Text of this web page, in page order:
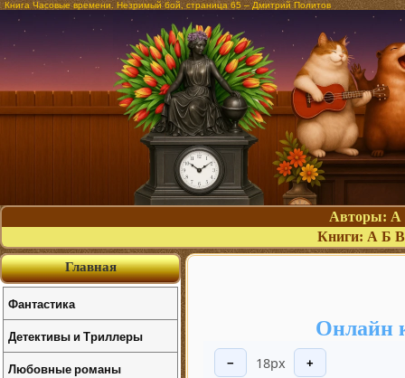
Книга Часовые времени. Незримый бой, страница 65 – Дмитрий Политов
Авторы: А
Книги: А Б В
Онлайн
− 18px +
Главная
Фантастика
Детективы и Триллеры
Любовные романы